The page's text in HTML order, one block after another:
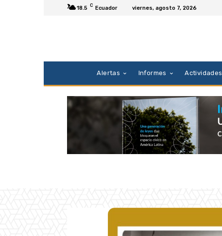
18.5 C Ecuador viernes, agosto 7, 2026
Alertas Informes Actividades